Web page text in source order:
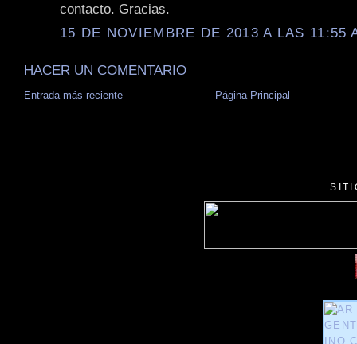
contacto. Gracias.
15 DE NOVIEMBRE DE 2013 A LAS 11:55
HACER UN COMENTARIO
Entrada más reciente Página Principal